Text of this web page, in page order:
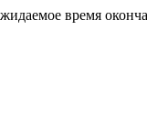
время